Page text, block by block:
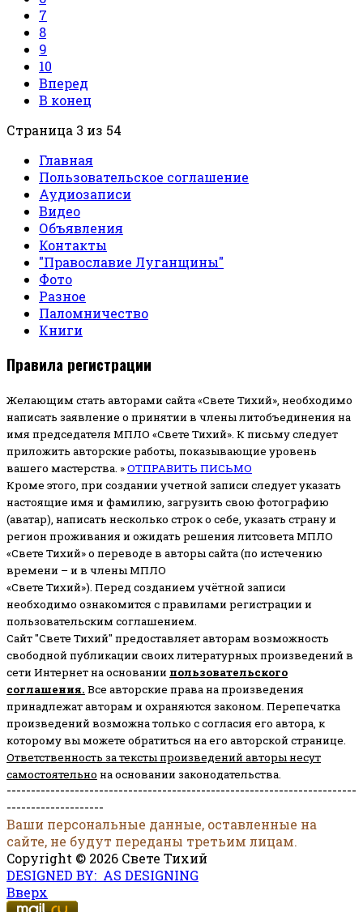
7
8
9
10
Вперед
В конец
Страница 3 из 54
Главная
Пользовательское соглашение
Аудиозаписи
Видео
Объявления
Контакты
"Православие Луганщины"
Фото
Разное
Паломничество
Книги
Правила регистрации
Желающим стать авторами сайта «Свете Тихий», необходимо
написать заявление о принятии в члены литобъединения на
имя председателя МПЛО «Свете Тихий». К письму следует
приложить авторские работы, показывающие уровень
вашего мастерства. »ОТПРАВИТЬ ПИСЬМО
Кроме этого, при создании учетной записи следует указать
настоящие имя и фамилию, загрузить свою фотографию
(аватар), написать несколько строк о себе, указать страну и
регион проживания и ожидать решения литсовета МПЛО
«Свете Тихий» о переводе в авторы сайта (по истечению
времени – и в члены МПЛО
«Свете Тихий»). Перед созданием учётной записи
необходимо ознакомится с правилами регистрации и
пользовательским соглашением.
Сайт "Свете Тихий" предоставляет авторам возможность
свободной публикации своих литературных произведений в
сети Интернет на основании пользовательского
соглашения. Все авторские права на произведения
принадлежат авторам и охраняются законом. Перепечатка
произведений возможна только с согласия его автора, к
которому вы можете обратиться на его авторской странице.
Ответственность за тексты произведений авторы несут
самостоятельно на основании законодательства.
------------------------------------------------------------------------
--------------------
Ваши персональные данные, оставленные на
сайте, не будут переданы третьим лицам.
Copyright © 2026 Свете Тихий
DESIGNED BY: AS DESIGNING
Вверх